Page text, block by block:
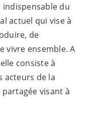
du
actuel qui vise à
de
vivre ensemble. A
consiste à
acteurs de la
visant à